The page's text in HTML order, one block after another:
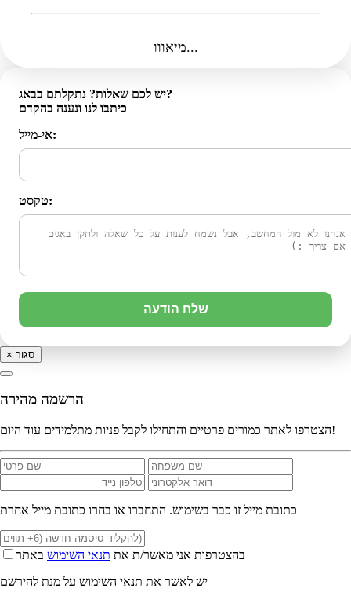
מיאווו...
יש לכם שאלות? נתקלתם בבאג?
כיתבו לנו ונענה בהקדם
אי-מייל:
טקסט:
שלח הודעה
× סגור
הרשמה מהירה
הצטרפו לאתר כמורים פרטיים והתחילו לקבל פניות מתלמידים עוד היום!
כתובת מייל זו כבר בשימוש. התחברו או בחרו כתובת מייל אחרת
בהצטרפות אני מאשר/ת את תנאי השימוש באתר
יש לאשר את תנאי השימוש על מנת להירשם